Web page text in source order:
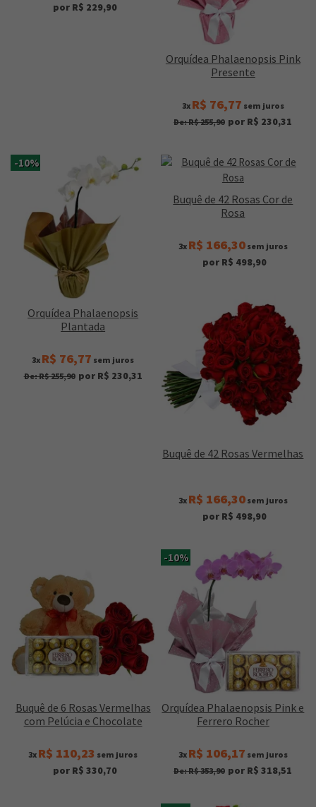
por R$ 229,90
Orquídea Phalaenopsis Pink
Presente
3x R$ 76,77 sem juros
De: R$ 255,90 por R$ 230,31
-10%
Orquídea Phalaenopsis
Plantada
3x R$ 76,77 sem juros
De: R$ 255,90 por R$ 230,31
Buquê de 42 Rosas Cor de
Rosa
3x R$ 166,30sem juros
por R$ 498,90
Buquê de 42 Rosas Vermelhas
3x R$ 166,30sem juros
por R$ 498,90
Buquê de 6 Rosas Vermelhas
com Pelúcia e Chocolate
3x R$ 110,23 sem juros
por R$ 330,70
-10%
Orquídea Phalaenopsis Pink e
Ferrero Rocher
3x R$ 106,17 sem juros
De: R$ 353,90 por R$ 318,51